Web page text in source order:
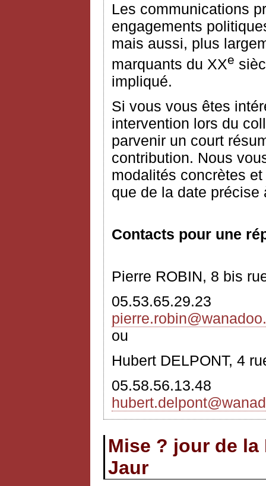
Les communications
engagements
mais aussi, plus
marquants du XXe
impliqué.
Si vous vous êtes
intervention lors du
parvenir un court
contribution. Nous
modalités concrètes
que de la date
Contacts pour une
Pierre ROBIN, 8 bis
05.53.65.29.23
pierre.robin
ou
Hubert DELPONT, 4
05.58.56.13.48
Mise ? jour de
Jaur